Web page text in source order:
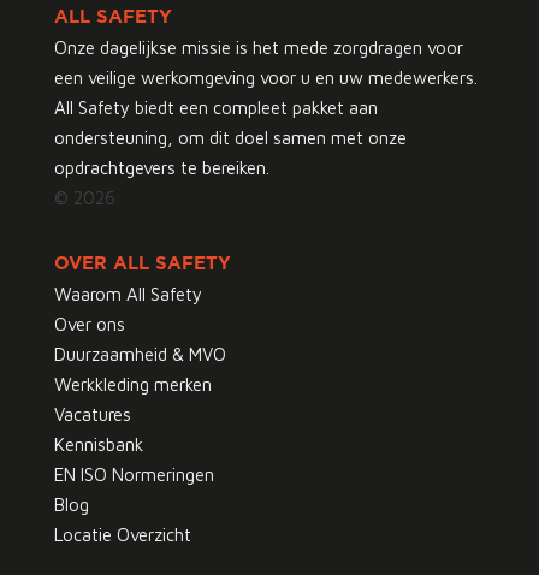
ALL SAFETY
Onze dagelijkse missie is het mede zorgdragen voor
een veilige werkomgeving voor u en uw medewerkers.
All Safety biedt een compleet pakket aan
ondersteuning, om dit doel samen met onze
opdrachtgevers te bereiken.
© 2026
OVER ALL SAFETY
Waarom All Safety
Over ons
Duurzaamheid & MVO
Werkkleding merken
Vacatures
Kennisbank
EN ISO Normeringen
Blog
Locatie Overzicht